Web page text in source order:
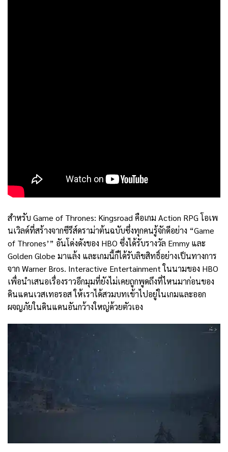
สำหรับ Game of Thrones: Kingsroad คือเกม Action RPG โอเพ
นเวิลด์ที่สร้างจากซีรีส์ดราม่าต้นฉบับซึ่งทุกคนรู้จักดีอย่าง “Game
of Thrones’” อันโด่งดังของ HBO ซึ่งได้รับรางวัล Emmy และ
Golden Globe มาแล้ง และเกมนี้ก็ได้รับลิขสิทธิ์อย่างเป็นทางการ
จาก Warner Bros. Interactive Entertainment ในนามของ HBO
เพื่อนำเสนอเรื่องราวอีกมุมที่ยังไม่เคยถูกพูดถึงที่ไหนมาก่อนของ
ดินแดนเวสเทอรอส ให้เราได้สวมบทเข้าไปอยู่ในเกมและออก
ผจญภัยในดินแดนอันกว้างใหญ่ด้วยตัวเอง